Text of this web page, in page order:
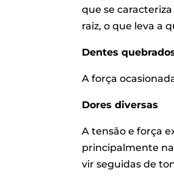
que se
raiz, o que leva a
Dentes
A força
Dores diversas
A tensão e força
principalmente na
vir seguidas de